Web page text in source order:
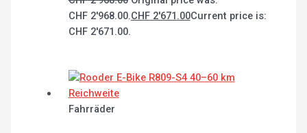
CHF 2'968.00.CHF2'671.00Current price is:
CHF 2'671.00.
Fahrräder